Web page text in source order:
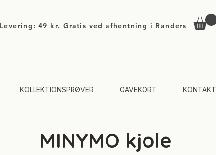
Levering: 49 kr. Gratis ved afhentning i Randers
KOLLEKTIONSPRØVER GAVEKORT KONTAKT
MINYMO kjole